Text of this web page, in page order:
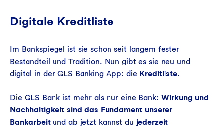
Digitale Kreditliste
Im Bankspiegel ist sie schon seit langem fester
Bestandteil und Tradition. Nun gibt es sie neu und
digital in der GLS Banking App: die Kreditliste.
Die GLS Bank ist mehr als nur eine Bank: Wirkung und
Nachhaltigkeit sind das Fundament unserer
Bankarbeit und ab jetzt kannst du jederzeit